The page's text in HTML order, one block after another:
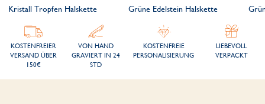
Kristall Tropfen Halskette Grüne Edelstein Halskette
KOSTENFREIER
VERSAND ÜBER
150€
VON HAND
GRAVIERT IN 24
STD
KOSTENFREIE
PERSONALISIERUNG
LIEBEVOLL
VERPACKT